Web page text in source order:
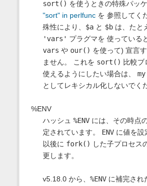
sort() を使うときの特殊パッ
"sort" in perlfuncを 参照してく
殊性により、 $aと $bは、たと
'vars' プラグマを 使っている
vars や our() を使って) 宣言
ません。 これを sort() 比較ブ
使えるようにしたい場合は、
としてレキシカル化しないでく
%ENV
ハッシュ %ENVには、その時点
定されています。 ENVに値を設
以後に fork() した子プロセス
更します。
v5.18.0 から、 %ENVに補完され